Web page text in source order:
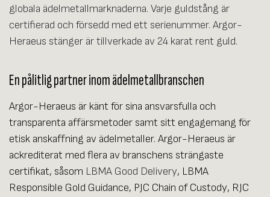
globala ädelmetallmarknaderna. Varje guldstång är
certifierad och försedd med ett serienummer. Argor-
Heraeus stänger är tillverkade av 24 karat rent guld.
En pålitlig partner inom ädelmetallbranschen
Argor-Heraeus är känt för sina ansvarsfulla och
transparenta affärsmetoder samt sitt engagemang för
etisk anskaffning av ädelmetaller. Argor-Heraeus är
ackrediterat med flera av branschens strängaste
certifikat, såsom LBMA Good Delivery, LBMA
Responsible Gold Guidance, PJC Chain of Custody, RJC